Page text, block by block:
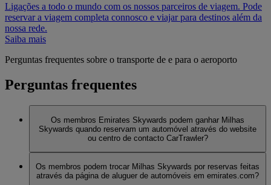
Ligações a todo o mundo com os nossos parceiros de viagem. Pode
reservar a viagem completa connosco e viajar para destinos além da
nossa rede.
Saiba mais
Perguntas frequentes sobre o transporte de e para o aeroporto
Perguntas frequentes
Os membros Emirates Skywards podem ganhar Milhas
Skywards quando reservam um automóvel através do website
ou centro de contacto CarTrawler?
ser feitas online, através da página de aluguer de automóvel
em emirates.com.
Os membros podem trocar Milhas Skywards por reservas feitas
através da página de aluguer de automóveis em emirates.com?